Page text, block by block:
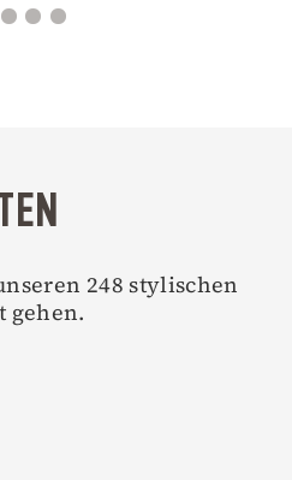
248 stylischen
gehen.